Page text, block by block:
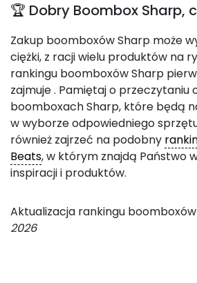
🏆 Dobry Boombox Sharp,
Zakup boomboxów Sharp może
ciężki, z racji wielu produktów na
rankingu boomboxów Sharp
zajmuje. Pamiętaj o przeczytaniu
boomboxach Sharp, które będą
w wyborze odpowiedniego
również zajrzeć na podobny
Beats, w którym znajdą Państwo
inspiracji i produktów.
Aktualizacja rankingu
2026